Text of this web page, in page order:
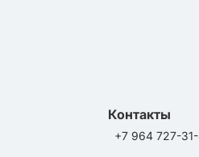
Контакты
+7 964 727-31-